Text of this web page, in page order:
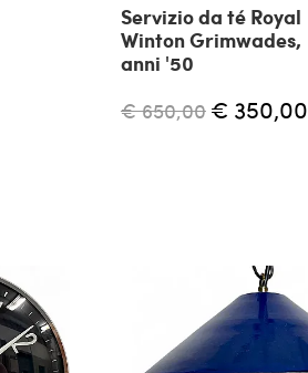
Servizio da té Royal
Winton Grimwades,
anni '50
€ 650,00 € 350,00